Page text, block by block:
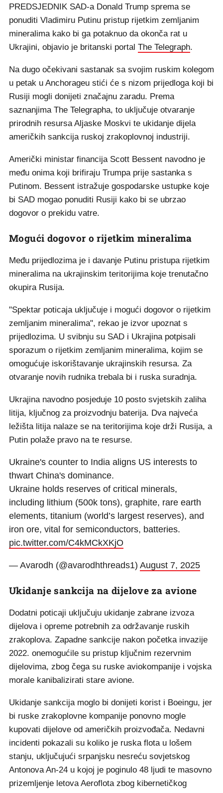
PREDSJEDNIK SAD-a Donald Trump sprema se
ponuditi Vladimiru Putinu pristup rijetkim zemljanim
mineralima kako bi ga potaknuo da okonča rat u
Ukrajini, objavio je britanski portal The Telegraph.
Na dugo očekivani sastanak sa svojim ruskim kolegom
u petak u Anchorageu stići će s nizom prijedloga koji bi
Rusiji mogli donijeti značajnu zaradu. Prema
saznanjima The Telegrapha, to uključuje otvaranje
prirodnih resursa Aljaske Moskvi te ukidanje dijela
američkih sankcija ruskoj zrakoplovnoj industriji.
Američki ministar financija Scott Bessent navodno je
među onima koji brifiraju Trumpa prije sastanka s
Putinom. Bessent istražuje gospodarske ustupke koje
bi SAD mogao ponuditi Rusiji kako bi se ubrzao
dogovor o prekidu vatre.
Mogući dogovor o rijetkim mineralima
Među prijedlozima je i davanje Putinu pristupa rijetkim
mineralima na ukrajinskim teritorijima koje trenutačno
okupira Rusija.
"Spektar poticaja uključuje i mogući dogovor o rijetkim
zemljanim mineralima", rekao je izvor upoznat s
prijedlozima. U svibnju su SAD i Ukrajina potpisali
sporazum o rijetkim zemljanim mineralima, kojim se
omogućuje iskorištavanje ukrajinskih resursa. Za
otvaranje novih rudnika trebala bi i ruska suradnja.
Ukrajina navodno posjeduje 10 posto svjetskih zaliha
litija, ključnog za proizvodnju baterija. Dva najveća
ležišta litija nalaze se na teritorijima koje drži Rusija, a
Putin polaže pravo na te resurse.
Ukraine's counter to India aligns US interests to
thwart China's dominance.
Ukraine holds reserves of critical minerals,
including lithium (500k tons), graphite, rare earth
elements, titanium (world’s largest reserves), and
iron ore, vital for semiconductors, batteries.
pic.twitter.com/C4kMCkXKjO
— Avarodh (@avarodhthreads1) August 7, 2025
Ukidanje sankcija na dijelove za avione
Dodatni poticaji uključuju ukidanje zabrane izvoza
dijelova i opreme potrebnih za održavanje ruskih
zrakoplova. Zapadne sankcije nakon početka invazije
2022. onemogućile su pristup ključnim rezervnim
dijelovima, zbog čega su ruske aviokompanije i vojska
morale kanibalizirati stare avione.
Ukidanje sankcija moglo bi donijeti korist i Boeingu, jer
bi ruske zrakoplovne kompanije ponovno mogle
kupovati dijelove od američkih proizvođača. Nedavni
incidenti pokazali su koliko je ruska flota u lošem
stanju, uključujući srpanjsku nesreću sovjetskog
Antonova An-24 u kojoj je poginulo 48 ljudi te masovno
prizemljenje letova Aeroflota zbog kibernetičkog